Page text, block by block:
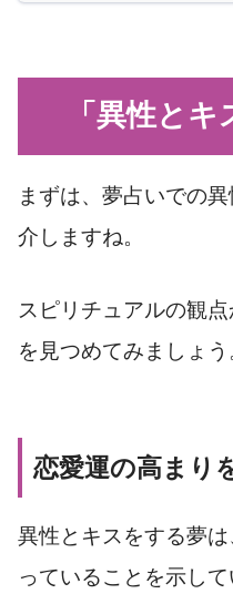
「異性と
まずは、夢占いでの
介しますね。
スピリチュアルの観
を見つめてみましょう
恋愛運の高まり
異性とキスをする夢
っていることを示して